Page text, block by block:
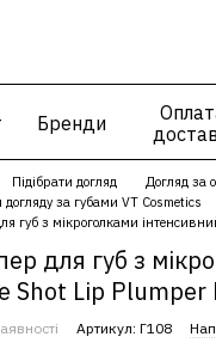
Бренди
Підібрати догляд Догляд за
догляду за губами VT Cosmetics
губ з мікроголками
для губ з
Shot Lip Plumper
Артикул: Г108